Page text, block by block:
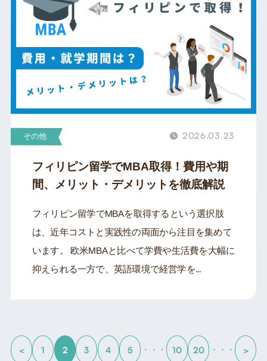
その他 2026.03.23
フィリピン留学でMBA取得！費用や期
間、メリット・デメリットを徹底解説
フィリピン留学でMBAを取得するという選択肢
は、近年コストと実践性の両面から注目を集めて
います。 欧米MBAと比べて学費や生活費を大幅に
抑えられる一方で、英語環境で経営学を...
< 1 2 3 4 5 ・・・ 10 20 ・・・ >